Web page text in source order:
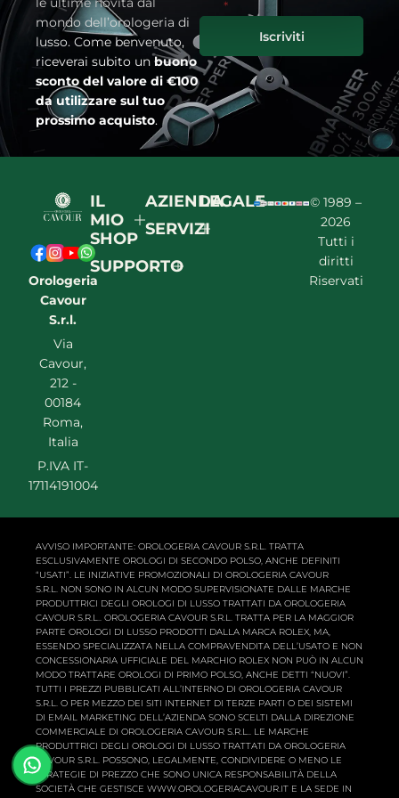
mondo dell’orologeria di
lusso. Come benvenuto,
riceverai subito unbuono
sconto del valore di €100
da utilizzare sul tuo
prossimo acquisto.
*
Iscriviti
Orologeria
Cavour
S.r.l.
Via
Cavour,
212 -
00184
Roma,
Italia
P.IVA IT-
17114191004
IL
MIO
SHOP
SUPPORTO
AZIENDA
SERVIZI
LEGALE
© 1989 –
2026
Tutti i
diritti
Riservati
AVVISO IMPORTANTE: OROLOGERIA CAVOUR S.R.L. TRATTA
ESCLUSIVAMENTE OROLOGI DI SECONDO POLSO, ANCHE DEFINITI
“USATI”. LE INIZIATIVE PROMOZIONALI DI OROLOGERIA CAVOUR
S.R.L. NON SONO IN ALCUN MODO SUPERVISIONATE DALLE MARCHE
PRODUTTRICI DEGLI OROLOGI DI LUSSO TRATTATI DA OROLOGERIA
CAVOUR S.R.L.. OROLOGERIA CAVOUR S.R.L. TRATTA PER LA MAGGIOR
PARTE OROLOGI DI LUSSO PRODOTTI DALLA MARCA ROLEX, MA,
ESSENDO SPECIALIZZATA NELLA COMPRAVENDITA DELL’USATO E NON
CONCESSIONARIA UFFICIALE DEL MARCHIO ROLEX NON PUÒ IN ALCUN
MODO TRATTARE OROLOGI DI PRIMO POLSO, ANCHE DETTI “NUOVI”.
TUTTI I PREZZI PUBBLICATI ALL’INTERNO DI OROLOGERIA CAVOUR
S.R.L. O PER MEZZO DEI SITI INTERNET DI TERZE PARTI O DEI SISTEMI
DI EMAIL MARKETING DELL’AZIENDA SONO SCELTI DALLA DIREZIONE
COMMERCIALE DI OROLOGERIA CAVOUR S.R.L.. LE MARCHE
PRODUTTRICI DEGLI OROLOGI DI LUSSO TRATTATI DA OROLOGERIA
CAVOUR S.R.L. POSSONO, LEGALMENTE, CONDIVIDERE O MENO LE
STRATEGIE DI PREZZO CHE SONO UNICA RESPONSABILITÀ DELLA
SOCIETÀ CHE GESTISCE WWW.OROLOGERIACAVOUR.IT E LA SEDE IN